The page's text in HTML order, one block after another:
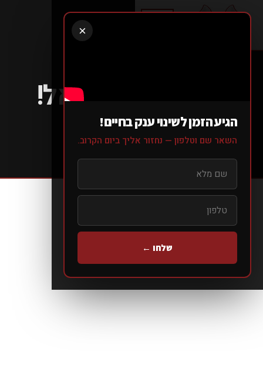
ברוך הבא ישראל!
ISRAEL
עמוד הבית>בלוג>
> ברוך הבא ישראל!
×
הגיע הזמן לשינוי ענק בחיים!
השאר שם וטלפון — נחזור אליך ביום הקרוב.
שלחו ←